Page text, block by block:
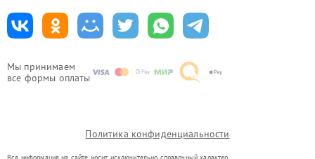
Мы принимаем
все формы оплаты
Политика конфиденциальности